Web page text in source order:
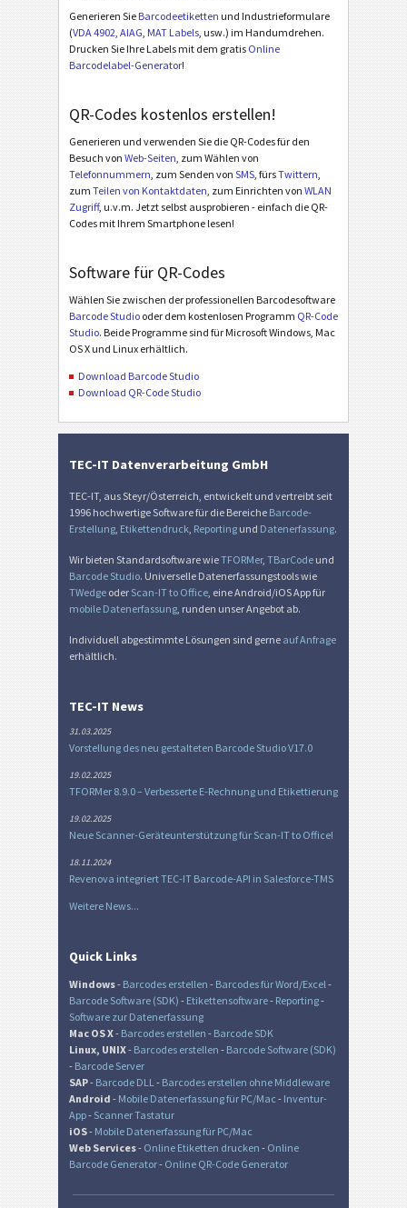
Generieren Sie Barcodeetiketten und Industrieformulare
(VDA 4902, AIAG, MAT Labels, usw.) im Handumdrehen.
Drucken Sie Ihre Labels mit dem gratis Online
Barcodelabel-Generator!
QR-Codes kostenlos erstellen!
Generieren und verwenden Sie die QR-Codes für den
Besuch von Web-Seiten, zum Wählen von
Telefonnummern, zum Senden von SMS, fürsTwittern,
zum Teilen von Kontaktdaten, zum Einrichten von WLAN
Zugriff, u.v.m. Jetzt selbst ausprobieren - einfach die QR-
Codes mit Ihrem Smartphone lesen!
Software für QR-Codes
Wählen Sie zwischen der professionellen Barcodesoftware
Barcode Studio oder dem kostenlosen Programm QR-Code
Studio. Beide Programme sind für Microsoft Windows, Mac
OS X und Linux erhältlich.
Download Barcode Studio
Download QR-Code Studio
TEC-IT Datenverarbeitung GmbH
TEC-IT, aus Steyr/Österreich, entwickelt und vertreibt seit
1996 hochwertige Software für die Bereiche Barcode-
Erstellung, Etikettendruck, Reporting und Datenerfassung.
Wir bieten Standardsoftware wieTFORMer, TBarCode und
Barcode Studio. Universelle Datenerfassungstools wie
TWedge oder Scan-IT to Office, eine Android/iOS App für
mobile Datenerfassung, runden unser Angebot ab.
Individuell abgestimmte Lösungen sind gerne auf Anfrage
erhältlich.
TEC-IT News
31.03.2025
Vorstellung des neu gestalteten Barcode Studio V17.0
19.02.2025
TFORMer 8.9.0 – Verbesserte E-Rechnung und Etikettierung
19.02.2025
Neue Scanner-Geräteunterstützung für Scan-IT to Office!
18.11.2024
Revenova integriert TEC-IT Barcode-API in Salesforce-TMS
Weitere News...
Quick Links
Windows- Barcodes erstellen - Barcodes für Word/Excel-
Barcode Software (SDK) - Etikettensoftware- Reporting-
Software zur Datenerfassung
Mac OS X- Barcodes erstellen - Barcode SDK
Linux, UNIX- Barcodes erstellen - Barcode Software (SDK)
- Barcode Server
SAP- Barcode DLL- Barcodes erstellen ohne Middleware
Android - Mobile Datenerfassung für PC/Mac - Inventur-
App- Scanner Tastatur
iOS- Mobile Datenerfassung für PC/Mac
Web Services- Online Etiketten drucken - Online
Barcode Generator- Online QR-Code Generator